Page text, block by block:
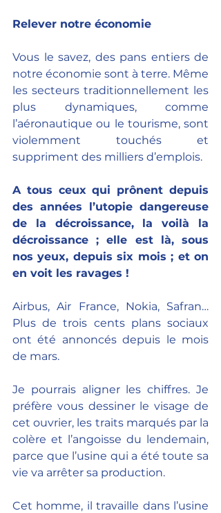
Relever notre économie
Vous le savez, des pans entiers de
notre économie sont à terre. Même
les secteurs traditionnellement les
plus dynamiques, comme
l’aéronautique ou le tourisme, sont
violemment touchés et
suppriment des milliers d’emplois.
A tous ceux qui prônent depuis
des années l’utopie dangereuse
de la décroissance, la voilà la
décroissance ; elle est là, sous
nos yeux, depuis six mois ; et on
en voit les ravages !
Airbus, Air France, Nokia, Safran…
Plus de trois cents plans sociaux
ont été annoncés depuis le mois
de mars.
Je pourrais aligner les chiffres. Je
préfère vous dessiner le visage de
cet ouvrier, les traits marqués par la
colère et l’angoisse du lendemain,
parce que l’usine qui a été toute sa
vie va arrêter sa production.
Cet homme, il travaille dans l’usine